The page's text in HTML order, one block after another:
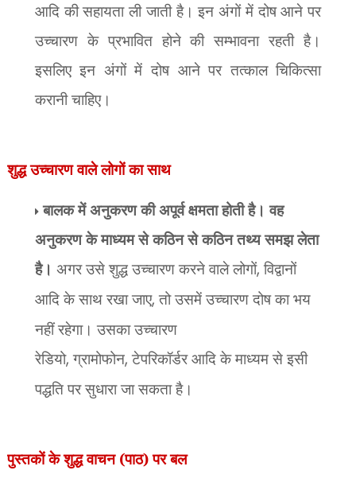
आदि की सहायता ली जाती है। इन अंगों में दोष आने पर
उच्चारण के प्रभावित होने की सम्भावना रहती है।
इसलिए इन अंगों में दोष आने पर तत्काल चिकित्सा
करानी चाहिए।
शुद्ध उच्चारण वाले लोगों का साथ
बालक में अनुकरण की अपूर्व क्षमता होती है। वह
अनुकरण के माध्यम से कठिन से कठिन तथ्य समझ लेता
है। अगर उसे शुद्ध उच्चारण करने वाले लोगों, विद्वानों
आदि के साथ रखा जाए, तो उसमें उच्चारण दोष का भय
नहीं रहेगा। उसका उच्चारण
रेडियो, ग्रामोफोन, टेपरिकॉर्डर आदि के माध्यम से इसी
पद्धति पर सुधारा जा सकता है।
पुस्तकों के शुद्ध वाचन (पाठ) पर बल